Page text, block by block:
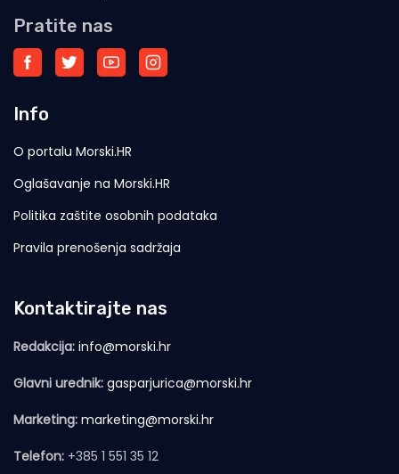
Pratite nas
Info
O portalu Morski.HR
Oglašavanje na Morski.HR
Politika zaštite osobnih podataka
Pravila prenošenja sadržaja
Kontaktirajte nas
Redakcija: info@morski.hr
Glavni urednik: gasparjurica@morski.hr
Marketing: marketing@morski.hr
Telefon: +385 1 551 35 12